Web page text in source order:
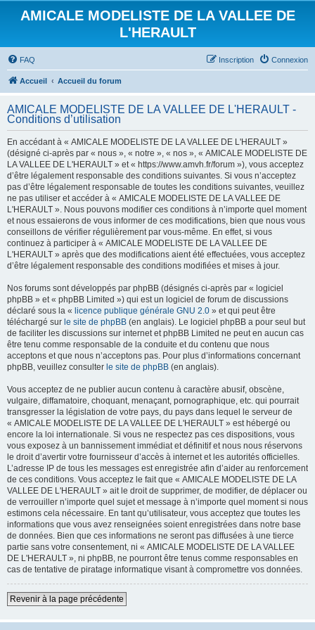
AMICALE MODELISTE DE LA VALLEE DE
L'HERAULT
FAQ Connexion
Inscription
Accueil Accueil du forum
AMICALE MODELISTE DE LA VALLEE DE L'HERAULT -
Conditions d’utilisation
En accédant à « AMICALE MODELISTE DE LA VALLEE DE L'HERAULT »
(désigné ci-après par « nous », « notre », « nos », « AMICALE MODELISTE DE
LA VALLEE DE L'HERAULT » et « https://www.amvh.fr/forum »), vous acceptez
d’être légalement responsable des conditions suivantes. Si vous n’acceptez
pas d’être légalement responsable de toutes les conditions suivantes, veuillez
ne pas utiliser et accéder à « AMICALE MODELISTE DE LA VALLEE DE
L'HERAULT ». Nous pouvons modifier ces conditions à n’importe quel moment
et nous essaierons de vous informer de ces modifications, bien que nous vous
conseillons de vérifier régulièrement par vous-même. En effet, si vous
continuez à participer à « AMICALE MODELISTE DE LA VALLEE DE
L'HERAULT » après que des modifications aient été effectuées, vous acceptez
d’être légalement responsable des conditions modifiées et mises à jour.
Nos forums sont développés par phpBB (désignés ci-après par « logiciel
phpBB » et « phpBB Limited ») qui est un logiciel de forum de discussions
déclaré sous la « licence publique générale GNU 2.0 » et qui peut être
téléchargé sur le site de phpBB (en anglais). Le logiciel phpBB a pour seul but
de faciliter les discussions sur internet et phpBB Limited ne peut en aucun cas
être tenu comme responsable de la conduite et du contenu que nous
acceptons et que nous n’acceptons pas. Pour plus d’informations concernant
phpBB, veuillez consulter le site de phpBB (en anglais).
Vous acceptez de ne publier aucun contenu à caractère abusif, obscène,
vulgaire, diffamatoire, choquant, menaçant, pornographique, etc. qui pourrait
transgresser la législation de votre pays, du pays dans lequel le serveur de
« AMICALE MODELISTE DE LA VALLEE DE L'HERAULT » est hébergé ou
encore la loi internationale. Si vous ne respectez pas ces dispositions, vous
vous exposez à un bannissement immédiat et définitif et nous nous réservons
le droit d’avertir votre fournisseur d’accès à internet et les autorités officielles.
L’adresse IP de tous les messages est enregistrée afin d’aider au renforcement
de ces conditions. Vous acceptez le fait que « AMICALE MODELISTE DE LA
VALLEE DE L'HERAULT » ait le droit de supprimer, de modifier, de déplacer ou
de verrouiller n’importe quel sujet et message à n’importe quel moment si nous
estimons cela nécessaire. En tant qu’utilisateur, vous acceptez que toutes les
informations que vous avez renseignées soient enregistrées dans notre base
de données. Bien que ces informations ne seront pas diffusées à une tierce
partie sans votre consentement, ni « AMICALE MODELISTE DE LA VALLEE
DE L'HERAULT », ni phpBB, ne pourront être tenus comme responsables en
cas de tentative de piratage informatique visant à compromettre vos données.
Revenir à la page précédente